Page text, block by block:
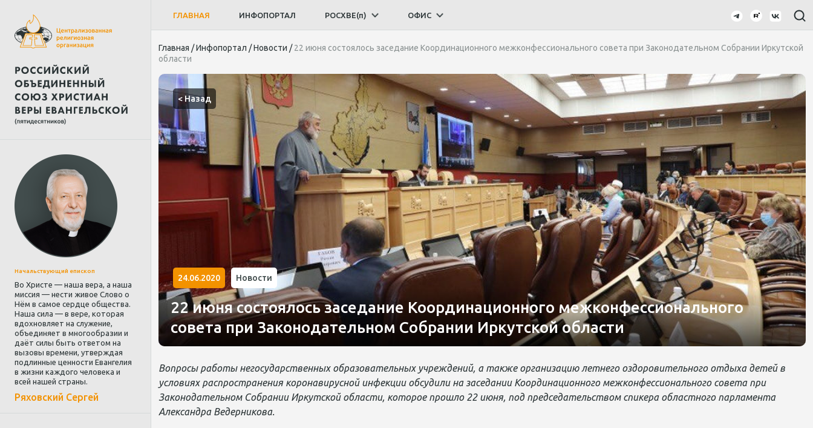
Начальствующий епископ
Во Христе — наша вера, а наша
миссия — нести живое Слово о
Нём в самое сердце общества.
Наша сила — в вере, которая
вдохновляет на служение,
объединяет в многообразии и
даёт силы быть ответом на
вызовы времени, утверждая
подлинные ценности Евангелия
в жизни каждого человека и
всей нашей страны.
Ряховский Сергей
ГЛАВНАЯ ИНФОПОРТАЛ РОСХВЕ(п) ОФИС
Главная /Инфопортал /Новости /22 июня соcтоялось заседание Координационного межконфессионального совета при Законодательном Собрании Иркутской
области
< Назад
24.06.2020 Новости
22 июня соcтоялось заседание Координационного межконфессионального
совета при Законодательном Собрании Иркутской области
Вопросы работы негосударственных образовательных учреждений, а также организацию летнего оздоровительного отдыха детей в
условиях распространения коронавирусной инфекции обсудили на заседании Координационного межконфессионального совета при
Законодательном Собрании Иркутской области, которое прошло 22 июня, под председательством спикера областного парламента
Александра Ведерникова.